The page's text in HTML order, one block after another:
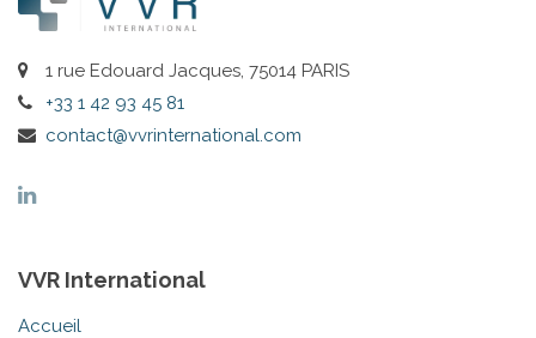
1 rue Edouard Jacques, 75014 PARIS
+33 1 42 93 45 81
contact@vvrinternational.com
VVR International
Accueil